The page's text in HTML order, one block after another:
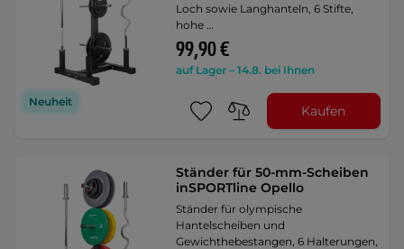
Neuheit
Loch sowie Langhanteln, 6 Stifte,
hohe …
99,90 €
auf Lager – 14.8. bei Ihnen
Kaufen
Ständer für 50-mm-Scheiben
inSPORTline Opello
Ständer für olympische
Hantelscheiben und
Gewichthebestangen, 6 Halterungen,